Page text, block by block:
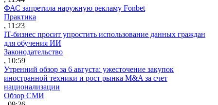
ФАС запретила наружную рекламу Fonbet
Практика
, 11:23
IT-бизнес просит упростить использование данных граждан
для обучения ИИ
Законодательство
, 10:59
Утренний обзор за 6 августа: ужесточение закупок
иностранной техники и рост рынка M&A за счет
национализации
Обзор СМИ